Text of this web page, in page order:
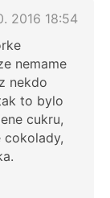
2016 18:54
nemame
nekdo
to bylo
cukru,
cokolady,